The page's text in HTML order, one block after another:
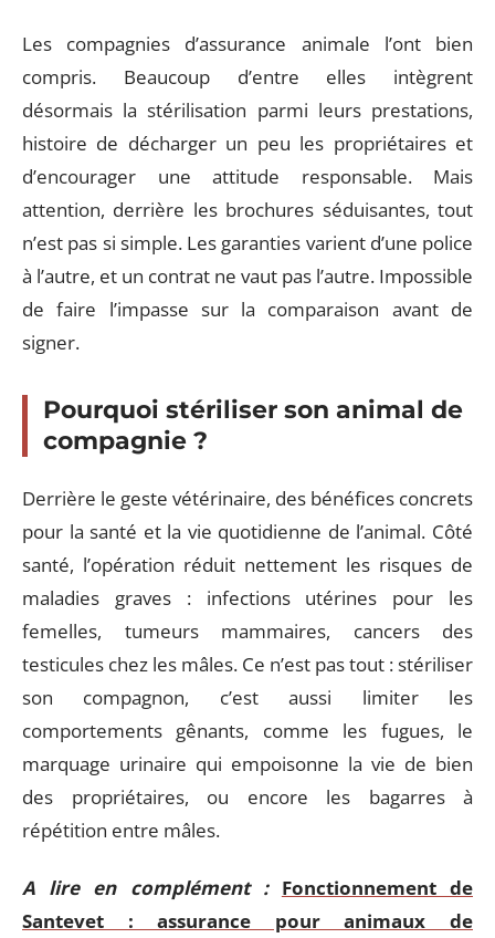
Les compagnies d’assurance animale l’ont bien
compris. Beaucoup d’entre elles intègrent
désormais la stérilisation parmi leurs prestations,
histoire de décharger un peu les propriétaires et
d’encourager une attitude responsable. Mais
attention, derrière les brochures séduisantes, tout
n’est pas si simple. Les garanties varient d’une police
à l’autre, et un contrat ne vaut pas l’autre. Impossible
de faire l’impasse sur la comparaison avant de
signer.
Pourquoi stériliser son animal de
compagnie ?
Derrière le geste vétérinaire, des bénéfices concrets
pour la santé et la vie quotidienne de l’animal. Côté
santé, l’opération réduit nettement les risques de
maladies graves : infections utérines pour les
femelles, tumeurs mammaires, cancers des
testicules chez les mâles. Ce n’est pas tout : stériliser
son compagnon, c’est aussi limiter les
comportements gênants, comme les fugues, le
marquage urinaire qui empoisonne la vie de bien
des propriétaires, ou encore les bagarres à
répétition entre mâles.
A lire en complément : Fonctionnement de
Santevet : assurance pour animaux de